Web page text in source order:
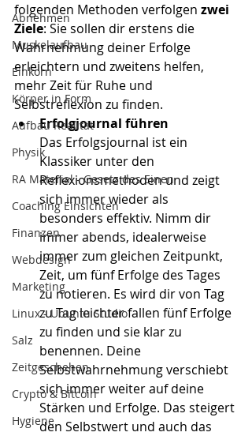
Abnehmen
Muskelaufbau
Einkorn
Körper in Form
Aufbau Realität
Physik
RA Material - Gesetz des Einen
Coaching Einsichten
Finanzen
Webdesign
Marketing
Linux - Ubuntu Studio
Salz
Zeitgeschehen
Crypto & Bitcoin
Hygiene
folgenden Methoden verfolgen zwei
Ziele: Sie sollen dir erstens die
Wahrnehmung deiner Erfolge
erleichtern und zweitens helfen,
mehr Zeit für Ruhe und
Selbstreflexion zu finden.
Erfolgjournal führen
Das Erfolgsjournal ist ein
Klassiker unter den
Reflexionsmethoden und zeigt
sich immer wieder als
besonders effektiv. Nimm dir
immer abends, idealerweise
immer zum gleichen Zeitpunkt,
Zeit, um fünf Erfolge des Tages
zu notieren. Es wird dir von Tag
zu Tag leichter fallen fünf Erfolge
zu finden und sie klar zu
benennen. Deine
Selbstwahrnehmung verschiebt
sich immer weiter auf deine
Stärken und Erfolge. Das steigert
den Selbstwert und auch das